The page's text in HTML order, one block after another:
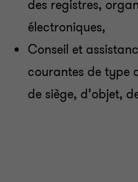
des registres,
électroniques,
Conseil et
courantes de type
de siège, d’objet,